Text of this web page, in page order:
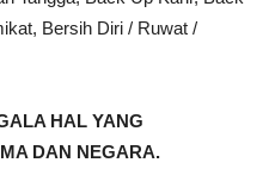
Bersih Diri / Ruwat /
HAL YANG
DAN NEGARA.